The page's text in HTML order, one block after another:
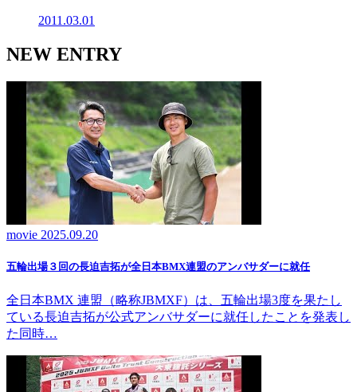
2011.03.01
NEW ENTRY
movie 2025.09.20
五輪出場３回の長迫吉拓が全日本BMX連盟のアンバサダーに就任
全日本BMX 連盟（略称JBMXF）は、五輪出場3度を果たし
ている長迫吉拓が公式アンバサダーに就任したことを発表し
た同時…